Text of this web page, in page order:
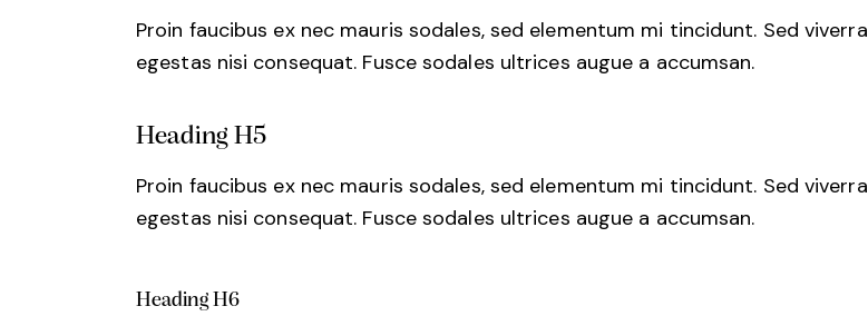
Proin faucibus ex nec mauris sodales, sed elementum mi tincidunt. Sed viverra
egestas nisi consequat. Fusce sodales ultrices augue a accumsan.
Heading H5
Proin faucibus ex nec mauris sodales, sed elementum mi tincidunt. Sed viverra
egestas nisi consequat. Fusce sodales ultrices augue a accumsan.
Heading H6